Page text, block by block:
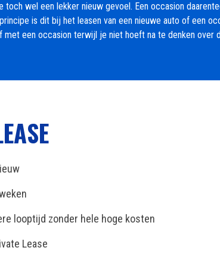
toch wel een lekker nieuw gevoel. Een occasion
is dit bij het leasen van een nieuwe auto of een
een occasion terwijl je niet hoeft na te denken over
looptijd zonder hele hoge kosten
Lease